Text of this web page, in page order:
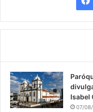
Isabel
07/